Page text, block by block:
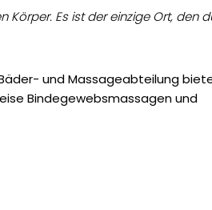
Körper. Es ist der einzige Ort, den
und Massageabteilung
Bindegewebsmassagen und